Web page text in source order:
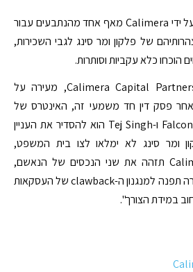
לא התקבלה דמי שכירות על ידי Calimera מאף אחד מהנתבעים עבור
של פלקון ומר סינג לגבי השכירות,
הוכחו כלא עקביות וסותרות.
אולגה באיבה, מנהלת Calimera Capital Partners, מעירה על
פסק דין חד משמעי זה, האינטרס של
Falcon Capital Management ו-Tej Singh הוא להסדיר את העניין
ומר סינג לא ימלאו לצו בית המשפט,
Calimera Capital Partners תזהה את שני הנכסים של הנאשם,
תעצור ותמכור אותם. קלימרה תפנה למנגנון ה-clawback של העסקאות
במידת הצורך".